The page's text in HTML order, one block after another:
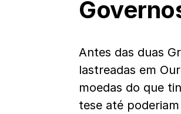
Antes das duas
lastreadas em
moedas do que
tese até